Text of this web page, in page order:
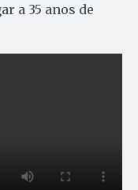
a 35 anos de